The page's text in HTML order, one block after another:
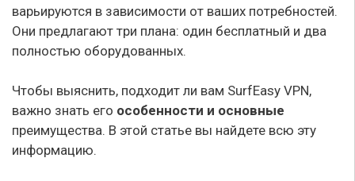
варьируются в зависимости от ваших потребностей.
Они предлагают три плана: один бесплатный и два
полностью оборудованных.
Чтобы выяснить, подходит ли вам SurfEasy VPN,
важно знать его особенности и основные
преимущества. В этой статье вы найдете всю эту
информацию.